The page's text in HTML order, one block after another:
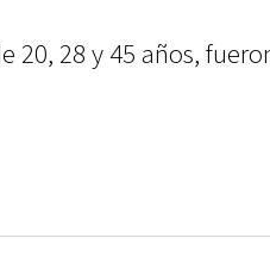
20, 28 y 45 años,